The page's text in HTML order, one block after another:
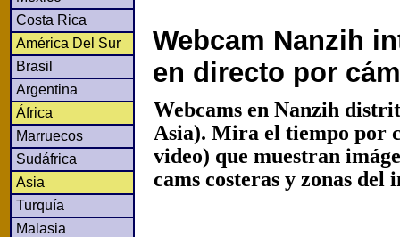
Costa Rica
América Del Sur
Brasil
Argentina
África
Marruecos
Sudáfrica
Asia
Turquía
Malasia
Webcam Nanzih
en directo por
Webcams en Nanzih
Asia). Mira el tiempo por
video) que muestran
cams costeras y zonas del